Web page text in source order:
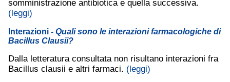
somministrazione antibiotica e quella successiva.
(leggi)
Interazioni - Quali sono le interazioni farmacologiche di
Bacillus Clausii?
Dalla letteratura consultata non risultano interazioni fra
Bacillus clausii e altri farmaci. (leggi)